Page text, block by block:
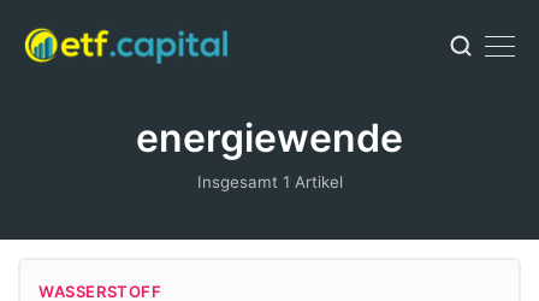
energiewende
Insgesamt 1 Artikel
WASSERSTOFF